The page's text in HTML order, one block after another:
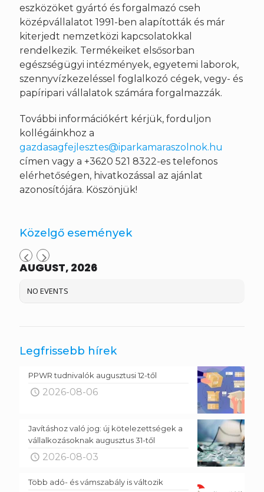
eszközöket gyártó és forgalmazó cseh
középvállalatot 1991-ben alapították és már
kiterjedt nemzetközi kapcsolatokkal
rendelkezik. Termékeiket elsősorban
egészségügyi intézmények, egyetemi laborok,
szennyvízkezeléssel foglalkozó cégek, vegy- és
papíripari vállalatok számára forgalmazzák.
További információkért kérjük, forduljon
kollégáinkhoz a
gazdasagfejlesztes@iparkamaraszolnok.hu
címen vagy a +3620 521 8322-es telefonos
elérhetőségen, hivatkozással az ajánlat
azonosítójára. Köszönjük!
Közelgő események
AUGUST, 2026
NO EVENTS
Legfrissebb hírek
PPWR tudnivalók augusztusi 12-től
2026-08-06
Javításhoz való jog: új kötelezettségek a
vállalkozásoknak augusztus 31-től
2026-08-03
Több adó- és vámszabály is változik